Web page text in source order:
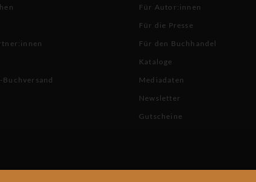
Buchversand
Für Autor:innen
Für die Presse
Für den Buchhandel
Kataloge
Mediadaten
Newsletter
Gutscheine